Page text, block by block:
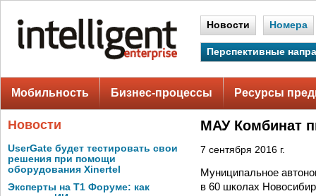
Новости Номера
Перспективные
Мобильность Бизнес-процессы Ресурсы
Новости
UserGate будет тестировать свои
решения при помощи
оборудования Xinertel
Эксперты на Т1 Форуме: как
МАУ Комбинат
7 сентября 2016 г.
Муниципальное
в 60 школах